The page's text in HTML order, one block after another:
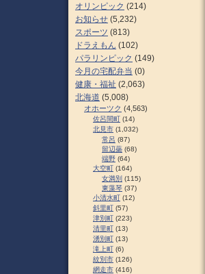
オリンピック (214)
お知らせ (5,232)
スポーツ (813)
ドラえもん (102)
パラリンピック (149)
今月の宅配弁当 (0)
健康・福祉 (2,063)
北海道 (5,008)
オホーツク (4,563)
佐呂間町 (14)
北見市 (1,032)
常呂 (87)
留辺蘂 (68)
端野 (64)
大空町 (164)
女満別 (115)
東藻琴 (37)
小清水町 (12)
斜里町 (57)
津別町 (223)
清里町 (13)
湧別町 (13)
滝上町 (6)
紋別市 (126)
網走市 (416)